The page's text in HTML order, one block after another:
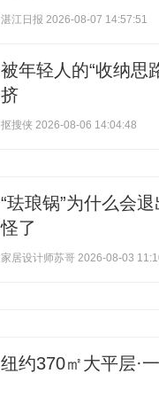
湛江日报 2026-08-07 14:57:51
被年轻人的“收纳思
挤
抠搜侠 2026-08-06 14:04:48
“珐琅锅”为什么会
怪了
家居设计师苏哥 2026-08-03
纽约370㎡大平层·